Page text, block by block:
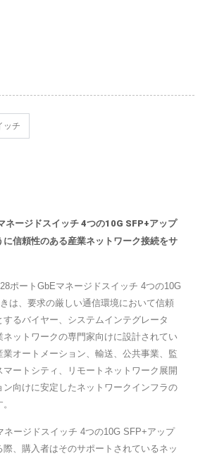
ッチ
ネージドスイッチ 4つの10G SFP+アップ
に信頼性のある産業ネットワーク接続をサ
ポートGbEマネージドスイッチ 4つの10G
は、要求の厳しい通信環境において信頼
るバイヤー、システムインテグレータ
ネットワークの専門家向けに設計されてい
業オートメーション、輸送、公共事業、監
ートシティ、リモートネットワーク展開
ン向けに安定したネットワークインフラの
ネージドスイッチ 4つの10G SFP+アップ
際、購入者はそのサポートされているネッ